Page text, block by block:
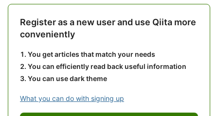
Register as a new user and use Qiita more
conveniently
You get articles that match your needs
You can efficiently read back useful information
You can use dark theme
What you can do with signing up